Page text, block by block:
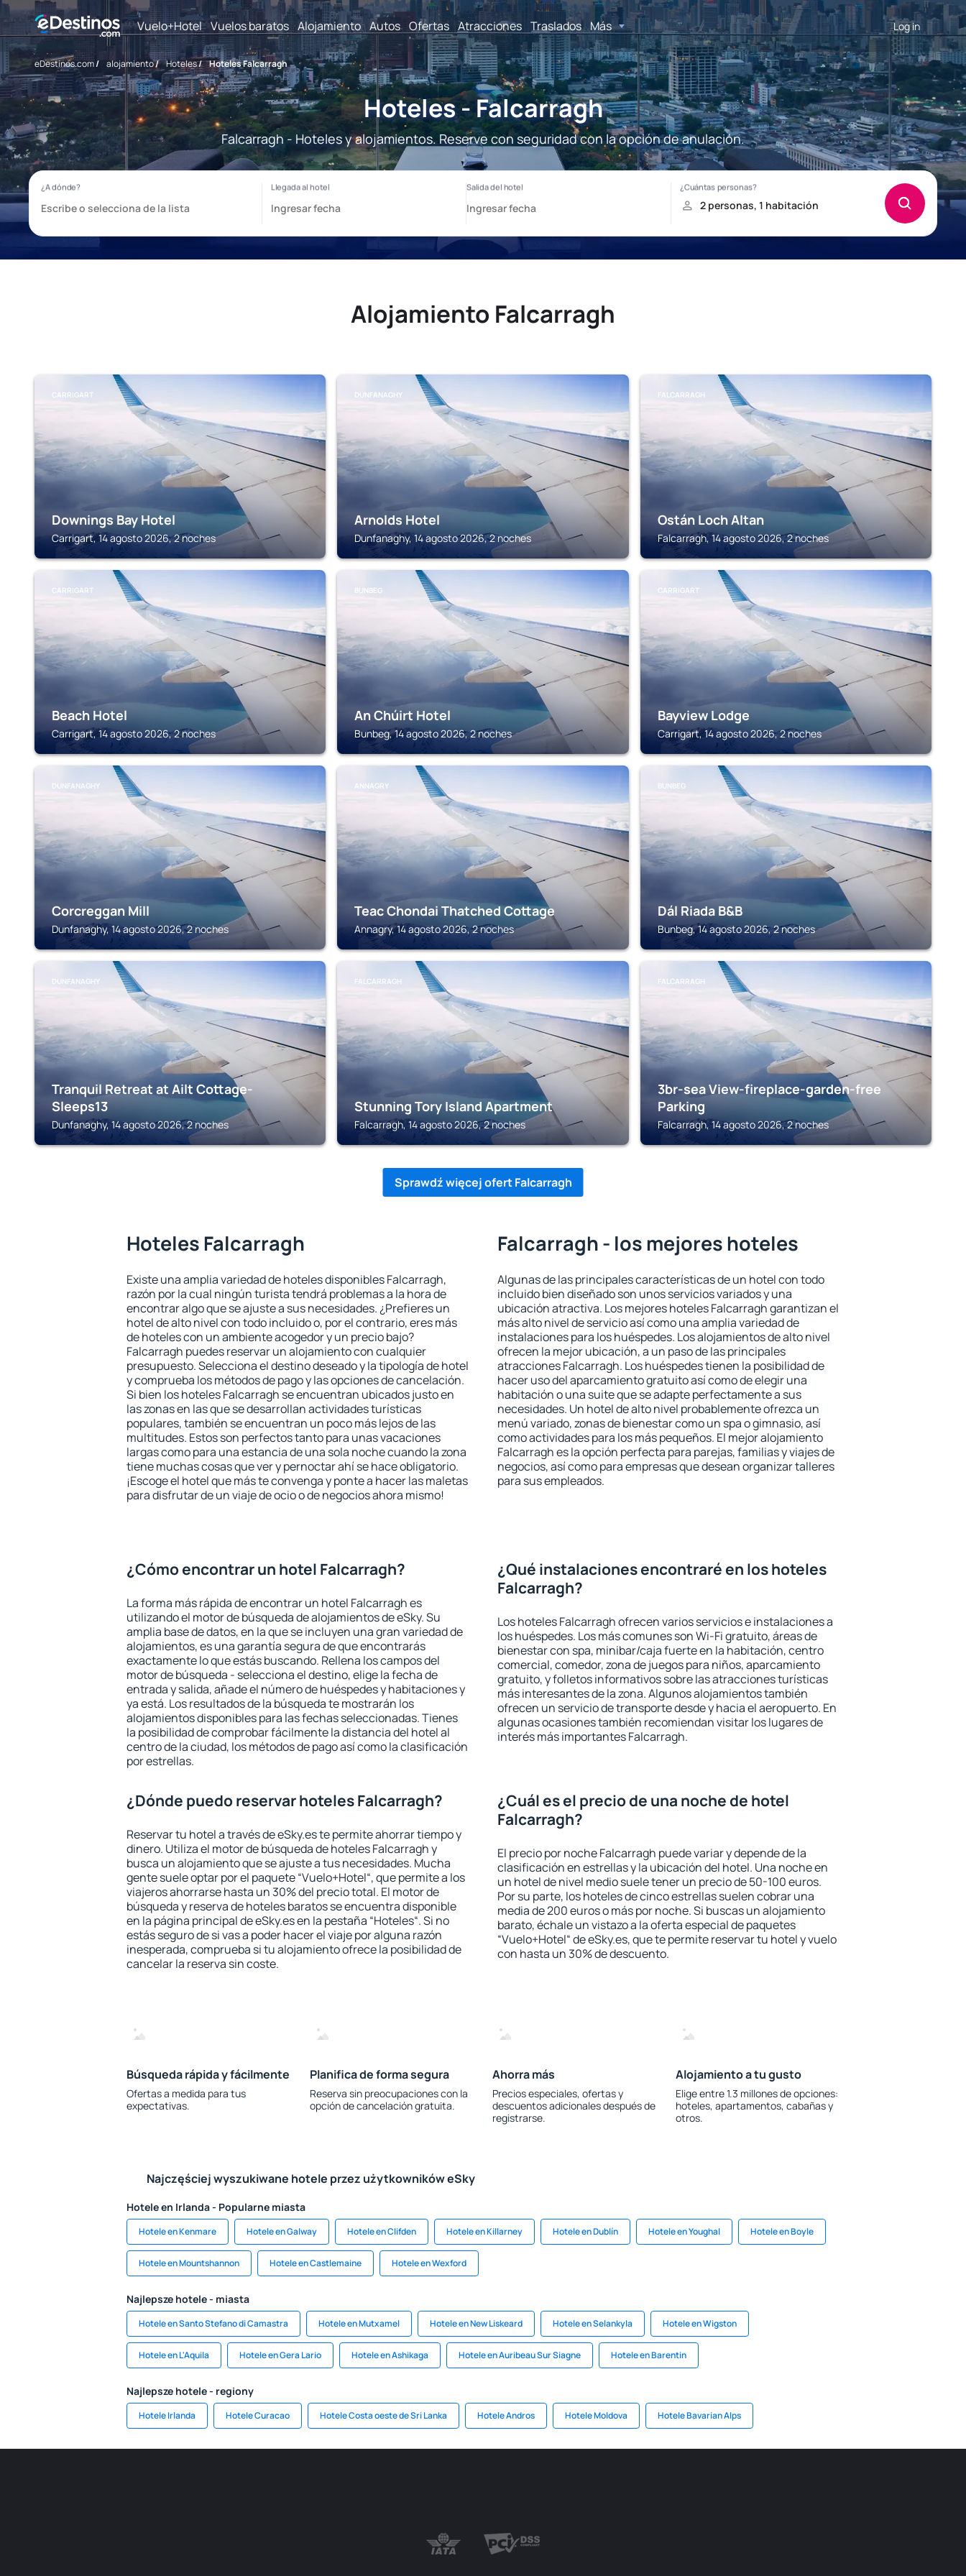
Vuelo+Hotel Vuelos baratos Alojamiento Autos Ofertas Atracciones Traslados Más Log in
eDestinos.com/ alojamiento/ Hoteles/ Hoteles Falcarragh
Hoteles - Falcarragh
Falcarragh - Hoteles y alojamientos. Reserve con seguridad con la opción de anulación.
Alojamiento Falcarragh
CARRIGART
Downings Bay Hotel
Carrigart, 14 agosto 2026, 2 noches
DUNFANAGHY
Arnolds Hotel
Dunfanaghy, 14 agosto 2026, 2 noches
FALCARRAGH
Ostán Loch Altan
Falcarragh, 14 agosto 2026, 2 noches
CARRIGART
Beach Hotel
Carrigart, 14 agosto 2026, 2 noches
BUNBEG
An Chúirt Hotel
Bunbeg, 14 agosto 2026, 2 noches
CARRIGART
Bayview Lodge
Carrigart, 14 agosto 2026, 2 noches
DUNFANAGHY
Corcreggan Mill
Dunfanaghy, 14 agosto 2026, 2 noches
ANNAGRY
Teac Chondai Thatched Cottage
Annagry, 14 agosto 2026, 2 noches
BUNBEG
Dál Riada B&B
Bunbeg, 14 agosto 2026, 2 noches
DUNFANAGHY
Tranquil Retreat at Ailt Cottage-
Sleeps13
Dunfanaghy, 14 agosto 2026, 2 noches
FALCARRAGH
Stunning Tory Island Apartment
Falcarragh, 14 agosto 2026, 2 noches
FALCARRAGH
3br-sea View-fireplace-garden-free
Parking
Falcarragh, 14 agosto 2026, 2 noches
Sprawdź więcej ofert Falcarragh
Hoteles Falcarragh
Existe una amplia variedad de hoteles disponibles Falcarragh,
razón por la cual ningún turista tendrá problemas a la hora de
encontrar algo que se ajuste a sus necesidades. ¿Prefieres un
hotel de alto nivel con todo incluido o, por el contrario, eres más
de hoteles con un ambiente acogedor y un precio bajo?
Falcarragh puedes reservar un alojamiento con cualquier
presupuesto. Selecciona el destino deseado y la tipología de hotel
y comprueba los métodos de pago y las opciones de cancelación.
Si bien los hoteles Falcarragh se encuentran ubicados justo en
las zonas en las que se desarrollan actividades turísticas
populares, también se encuentran un poco más lejos de las
multitudes. Estos son perfectos tanto para unas vacaciones
largas como para una estancia de una sola noche cuando la zona
tiene muchas cosas que ver y pernoctar ahí se hace obligatorio.
¡Escoge el hotel que más te convenga y ponte a hacer las maletas
para disfrutar de un viaje de ocio o de negocios ahora mismo!
Falcarragh - los mejores hoteles
Algunas de las principales características de un hotel con todo
incluido bien diseñado son unos servicios variados y una
ubicación atractiva. Los mejores hoteles Falcarragh garantizan el
más alto nivel de servicio así como una amplia variedad de
instalaciones para los huéspedes. Los alojamientos de alto nivel
ofrecen la mejor ubicación, a un paso de las principales
atracciones Falcarragh. Los huéspedes tienen la posibilidad de
hacer uso del aparcamiento gratuito así como de elegir una
habitación o una suite que se adapte perfectamente a sus
necesidades. Un hotel de alto nivel probablemente ofrezca un
menú variado, zonas de bienestar como un spa o gimnasio, así
como actividades para los más pequeños. El mejor alojamiento
Falcarragh es la opción perfecta para parejas, familias y viajes de
negocios, así como para empresas que desean organizar talleres
para sus empleados.
¿Cómo encontrar un hotel Falcarragh?
La forma más rápida de encontrar un hotel Falcarragh es
utilizando el motor de búsqueda de alojamientos de eSky. Su
amplia base de datos, en la que se incluyen una gran variedad de
alojamientos, es una garantía segura de que encontrarás
exactamente lo que estás buscando. Rellena los campos del
motor de búsqueda - selecciona el destino, elige la fecha de
entrada y salida, añade el número de huéspedes y habitaciones y
ya está. Los resultados de la búsqueda te mostrarán los
alojamientos disponibles para las fechas seleccionadas. Tienes
la posibilidad de comprobar fácilmente la distancia del hotel al
centro de la ciudad, los métodos de pago así como la clasificación
por estrellas.
¿Qué instalaciones encontraré en los hoteles
Falcarragh?
Los hoteles Falcarragh ofrecen varios servicios e instalaciones a
los huéspedes. Los más comunes son Wi-Fi gratuito, áreas de
bienestar con spa, minibar/caja fuerte en la habitación, centro
comercial, comedor, zona de juegos para niños, aparcamiento
gratuito, y folletos informativos sobre las atracciones turísticas
más interesantes de la zona. Algunos alojamientos también
ofrecen un servicio de transporte desde y hacia el aeropuerto. En
algunas ocasiones también recomiendan visitar los lugares de
interés más importantes Falcarragh.
¿Dónde puedo reservar hoteles Falcarragh?
Reservar tu hotel a través de eSky.es te permite ahorrar tiempo y
dinero. Utiliza el motor de búsqueda de hoteles Falcarragh y
busca un alojamiento que se ajuste a tus necesidades. Mucha
gente suele optar por el paquete “Vuelo+Hotel“, que permite a los
viajeros ahorrarse hasta un 30% del precio total. El motor de
búsqueda y reserva de hoteles baratos se encuentra disponible
en la página principal de eSky.es en la pestaña “Hoteles“. Si no
estás seguro de si vas a poder hacer el viaje por alguna razón
inesperada, comprueba si tu alojamiento ofrece la posibilidad de
cancelar la reserva sin coste.
¿Cuál es el precio de una noche de hotel
Falcarragh?
El precio por noche Falcarragh puede variar y depende de la
clasificación en estrellas y la ubicación del hotel. Una noche en
un hotel de nivel medio suele tener un precio de 50-100 euros.
Por su parte, los hoteles de cinco estrellas suelen cobrar una
media de 200 euros o más por noche. Si buscas un alojamiento
barato, échale un vistazo a la oferta especial de paquetes
“Vuelo+Hotel“ de eSky.es, que te permite reservar tu hotel y vuelo
con hasta un 30% de descuento.
Búsqueda rápida y fácilmente
Ofertas a medida para tus
expectativas.
Planifica de forma segura
Reserva sin preocupaciones con la
opción de cancelación gratuita.
Ahorra más
Precios especiales, ofertas y
descuentos adicionales después de
registrarse.
Alojamiento a tu gusto
Elige entre 1.3 millones de opciones:
hoteles, apartamentos, cabañas y
otros.
Najczęściej wyszukiwane hotele przez użytkowników eSky
Hotele en Irlanda - Popularne miasta
Hotele en Kenmare Hotele en Galway Hotele en Clifden Hotele en Killarney Hotele en Dublín Hotele en Youghal Hotele en Boyle
Hotele en Mountshannon Hotele en Castlemaine Hotele en Wexford
Najlepsze hotele - miasta
Hotele en Santo Stefano di Camastra Hotele en Mutxamel Hotele en New Liskeard Hotele en Selankyla Hotele en Wigston
Hotele en L'Aquila Hotele en Gera Lario Hotele en Ashikaga Hotele en Auribeau Sur Siagne Hotele en Barentin
Najlepsze hotele - regiony
Hotele Irlanda Hotele Curacao Hotele Costa oeste de Sri Lanka Hotele Andros Hotele Moldova Hotele Bavarian Alps